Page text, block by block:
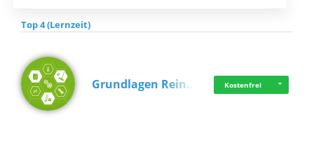
Top 4 (Lernzeit)
Grundlagen Rein… Kostenfrei